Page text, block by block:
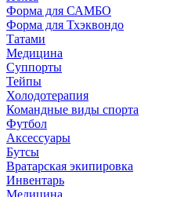
Форма для САМБО
Форма для Тхэквондо
Татами
Медицина
Суппорты
Тейпы
Холодотерапия
Командные виды спорта
Футбол
Аксессуары
Бутсы
Вратарская экипировка
Инвентарь
Медицина